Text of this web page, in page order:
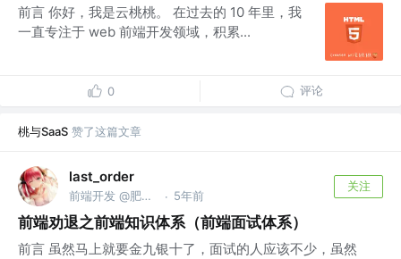
前言 你好，我是云桃桃。 在过去的 10 年里，我
一直专注于 web 前端开发领域，积累...
0 评论
桃与SaaS 赞了这篇文章
last_order
前端开发 @肥宅集团有限公司 · 5年前
关注
前端劝退之前端知识体系（前端面试体系）
前言 虽然马上就要金九银十了，面试的人应该不少，虽然